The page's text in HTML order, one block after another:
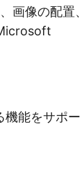
画像の配置、
機能をサポー